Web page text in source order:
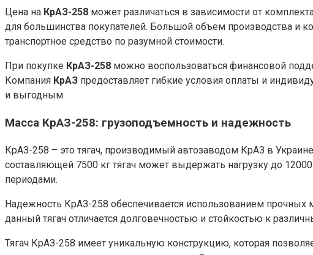
Цена на КрАЗ-258 может различаться в зависимости от
для большинства покупателей. Большой объем производства и
транспортное средство по разумной стоимости.
При покупке КрАЗ-258 можно воспользоваться финансовой
Компания КрАЗ предоставляет гибкие условия оплаты и
и выгодным.
Масса КрАЗ-258: грузоподъемность и надежность
КрАЗ-258 – это тягач, производимый автозаводом КрАЗ в
составляющей 7500 кг тягач может выдержать нагрузку до
периодами.
Надежность КрАЗ-258 обеспечивается использованием
данный тягач отличается долговечностью и стойкостью к
Тягач КрАЗ-258 имеет уникальную конструкцию, которая